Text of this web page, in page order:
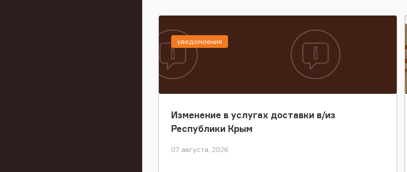
Изменение в услугах доставки в/из
Республики Крым
07 августа, 2026
уведомления